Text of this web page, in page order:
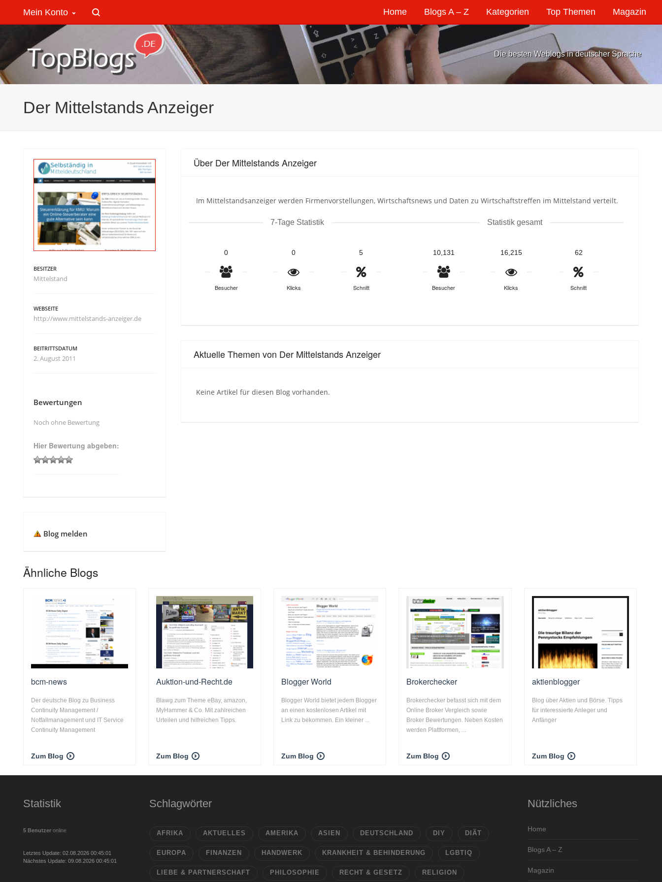
Home Blogs A – Z Kategorien Top Themen Magazin
Mein Konto
Die besten Weblogs in deutscher Sprache
Der Mittelstands Anzeiger
Über Der Mittelstands Anzeiger
Im Mittelstandsanzeiger werden Firmenvorstellungen, Wirtschaftsnews und Daten zu Wirtschaftstreffen im Mittelstand verteilt.
7-Tage Statistik
0
Besucher
0
Klicks
5
Schnitt
Statistik gesamt
10,131
Besucher
16,215
Klicks
62
Schnitt
Aktuelle Themen von Der Mittelstands Anzeiger
Keine Artikel für diesen Blog vorhanden.
BESITZER
Mittelstand
WEBSEITE
http://www.mittelstands-anzeiger.de
BEITRITTSDATUM
2. August 2011
Bewertungen
Noch ohne Bewertung
Hier Bewertung abgeben:
Blog melden
Ähnliche Blogs
bcm-news
Der deutsche Blog zu Business
Continuity Management /
Notfallmanagement und IT Service
Continuity Management
Zum Blog
Auktion-und-Recht.de
Blawg zum Theme eBay, amazon,
MyHammer & Co. Mit zahlreichen
Urteilen und hilfreichen Tipps.
Zum Blog
Blogger World
Blogger World bietet jedem Blogger
an einen kostenlosen Artikel mit
Link zu bekommen. Ein kleiner ...
Zum Blog
Brokerchecker
Brokerchecker befasst sich mit dem
Online Broker Vergleich sowie
Broker Bewertungen. Neben Kosten
werden Plattformen, ...
Zum Blog
aktienblogger
Blog über Aktien und Börse. Tipps
für interessierte Anleger und
Anfänger
Zum Blog
Statistik
5 Benutzer online
Letztes Update: 02.08.2026 00:45:01
Nächstes Update: 09.08.2026 00:45:01
Schlagwörter
AFRIKA AKTUELLES AMERIKA ASIEN DEUTSCHLAND DIY DIÄT
EUROPA FINANZEN HANDWERK KRANKHEIT & BEHINDERUNG LGBTIQ
LIEBE & PARTNERSCHAFT PHILOSOPHIE RECHT & GESETZ RELIGION
Nützliches
Home
Blogs A – Z
Magazin